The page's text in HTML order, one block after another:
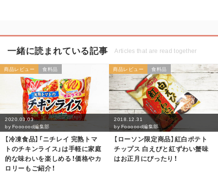
一緒に読まれている記事 Articles that are read together
商品レビュー 食料品
2020.03.03
by Foooood編集部
【冷凍食品】「ニチレイ 完熟トマ
トのチキンライス」は手軽に家庭
的な味わいを楽しめる！価格やカ
ロリーもご紹介！
商品レビュー 食料品
2018.12.31
by Foooood編集部
【ローソン限定商品】紅白ポテト
チップス 白えびと紅ずわい蟹味
はお正月にぴったり！